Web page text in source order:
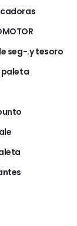
seg-.y tesoro
paleta